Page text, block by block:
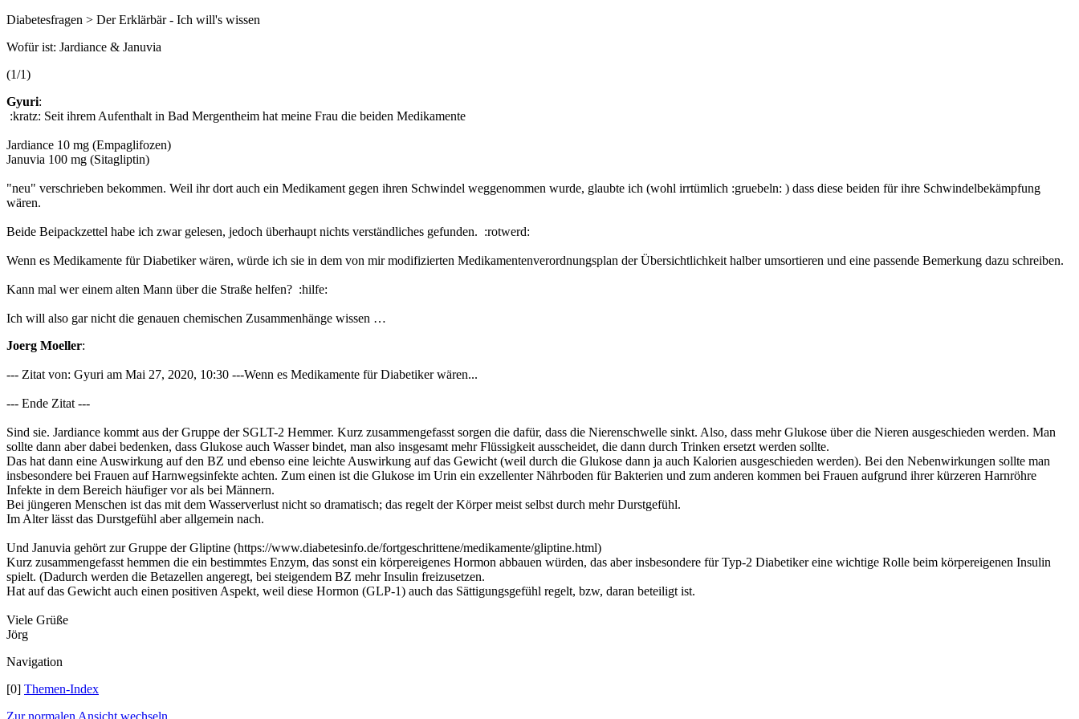
Diabetesfragen > Der Erklärbär - Ich will's wissen
Wofür ist: Jardiance & Januvia
(1/1)
Gyuri:
:kratz: Seit ihrem Aufenthalt in Bad Mergentheim hat meine Frau die beiden Medikamente
Jardiance 10 mg (Empaglifozen)
Januvia 100 mg (Sitagliptin)
"neu" verschrieben bekommen. Weil ihr dort auch ein Medikament gegen ihren Schwindel weggenommen wurde, glaubte ich (wohl irrtümlich :gruebeln: ) dass diese beiden für ihre Schwindelbekämpfung
wären.
Beide Beipackzettel habe ich zwar gelesen, jedoch überhaupt nichts verständliches gefunden. :rotwerd:
Wenn es Medikamente für Diabetiker wären, würde ich sie in dem von mir modifizierten Medikamentenverordnungsplan der Übersichtlichkeit halber umsortieren und eine passende Bemerkung dazu schreiben.
Kann mal wer einem alten Mann über die Straße helfen? :hilfe:
Ich will also gar nicht die genauen chemischen Zusammenhänge wissen …
Joerg Moeller:
--- Zitat von: Gyuri am Mai 27, 2020, 10:30 ---Wenn es Medikamente für Diabetiker wären...
--- Ende Zitat ---
Sind sie. Jardiance kommt aus der Gruppe der SGLT-2 Hemmer. Kurz zusammengefasst sorgen die dafür, dass die Nierenschwelle sinkt. Also, dass mehr Glukose über die Nieren ausgeschieden werden. Man
sollte dann aber dabei bedenken, dass Glukose auch Wasser bindet, man also insgesamt mehr Flüssigkeit ausscheidet, die dann durch Trinken ersetzt werden sollte.
Das hat dann eine Auswirkung auf den BZ und ebenso eine leichte Auswirkung auf das Gewicht (weil durch die Glukose dann ja auch Kalorien ausgeschieden werden). Bei den Nebenwirkungen sollte man
insbesondere bei Frauen auf Harnwegsinfekte achten. Zum einen ist die Glukose im Urin ein exzellenter Nährboden für Bakterien und zum anderen kommen bei Frauen aufgrund ihrer kürzeren Harnröhre
Infekte in dem Bereich häufiger vor als bei Männern.
Bei jüngeren Menschen ist das mit dem Wasserverlust nicht so dramatisch; das regelt der Körper meist selbst durch mehr Durstgefühl.
Im Alter lässt das Durstgefühl aber allgemein nach.
Und Januvia gehört zur Gruppe der Gliptine (https://www.diabetesinfo.de/fortgeschrittene/medikamente/gliptine.html)
Kurz zusammengefasst hemmen die ein bestimmtes Enzym, das sonst ein körpereigenes Hormon abbauen würden, das aber insbesondere für Typ-2 Diabetiker eine wichtige Rolle beim körpereigenen Insulin
spielt. (Dadurch werden die Betazellen angeregt, bei steigendem BZ mehr Insulin freizusetzen.
Hat auf das Gewicht auch einen positiven Aspekt, weil diese Hormon (GLP-1) auch das Sättigungsgefühl regelt, bzw, daran beteiligt ist.
Viele Grüße
Jörg
Navigation
[0] Themen-Index
Zur normalen Ansicht wechseln